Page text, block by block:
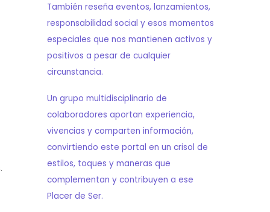
También reseña eventos, lanzamientos,
responsabilidad social y esos momentos
especiales que nos mantienen activos y
positivos a pesar de cualquier
circunstancia.
Un grupo multidisciplinario de
colaboradores aportan experiencia,
vivencias y comparten información,
convirtiendo este portal en un crisol de
estilos, toques y maneras que
complementan y contribuyen a ese
Placer de Ser.